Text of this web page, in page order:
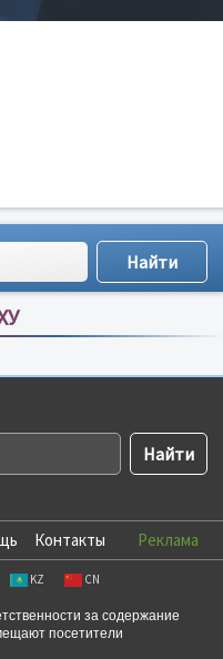
по:имени;рейтингу;отзывам
Контакты Реклама
KZ CN
за содержание
посетители